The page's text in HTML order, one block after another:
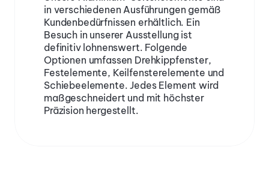
in verschiedenen Ausführungen gemäß
Kundenbedürfnissen erhältlich. Ein
Besuch in unserer Ausstellung ist
definitiv lohnenswert. Folgende
Optionen umfassen Drehkippfenster,
Festelemente, Keilfensterelemente und
Schiebeelemente. Jedes Element wird
maßgeschneidert und mit höchster
Präzision hergestellt.